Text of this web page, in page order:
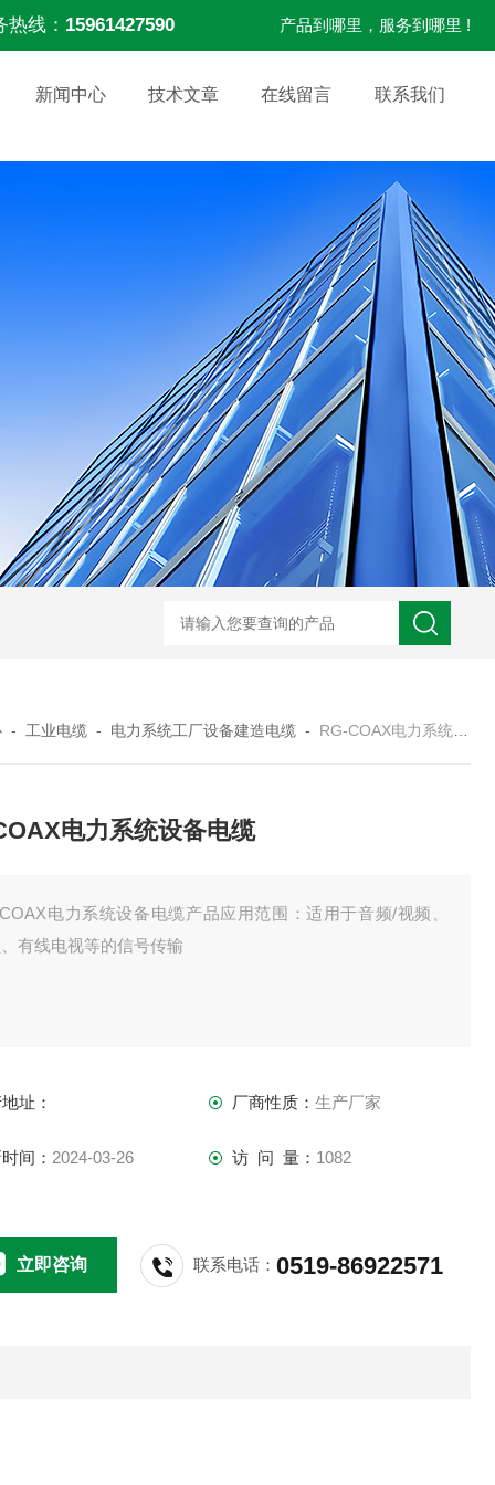
热线： 15961427590 产品到哪里，服务到哪里 !
新闻中心 技术文章 在线留言 联系我们
标准UL3320交联聚乙烯储能电缆 H05VVC4V5-K多芯屏蔽耐油电
- 工业电缆 - 电力系统工厂设备建造电缆 - RG-COAX电力系统设备电缆
电力系统设备电缆
电力系统设备电缆产品应用范围：适用于音频/视频、
有线电视等的信号传输
址： 厂商性质： 生产厂家
间： 2024-03-26 访 问 量： 1082
立即咨询 联系电话：0519-86922571